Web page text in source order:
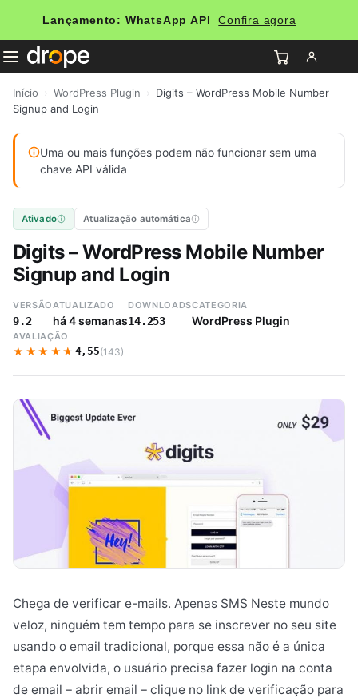
Lançamento: WhatsApp API Confira agora
Início WordPress Plugin
Digits – WordPress Mobile Number
Signup and Login
Uma ou mais funções podem não funcionar sem uma
chave API válida
Ativado Atualização automática
Digits – WordPress Mobile Number
Signup and Login
VERSÃO
9.2
ATUALIZADO
há 4 semanas
DOWNLOADS
14.253
CATEGORIA
WordPress Plugin
AVALIAÇÃO
★★★★★
★★★★★ 4,55(143)
Chega de verificar e-mails. Apenas SMS Neste mundo
veloz, ninguém tem tempo para se inscrever no seu site
usando o email tradicional, porque essa não é a única
etapa envolvida, o usuário precisa fazer login na conta
de email – abrir email – clique no link de verificação para